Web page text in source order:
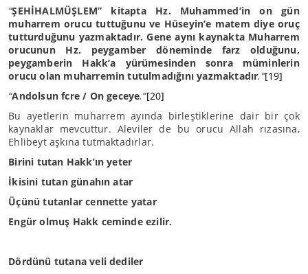
“ŞEHİHALMÜŞLEM” kitapta Hz. Muhammed’in on gün
muharrem orucu tuttuğunu ve Hüseyin’e matem diye oruç
tutturduğunu yazmaktadır. Gene aynı kaynakta Muharrem
orucunun Hz. peygamber döneminde farz olduğunu,
peygamberin Hakk’a yürümesinden sonra müminlerin
orucu olan muharremin tutulmadığını yazmaktadır.”[19]
“Andolsun fcre / On geceye.”[20]
Bu ayetlerin muharrem ayında birleştiklerine dair bir çok
kaynaklar mevcuttur. Aleviler de bu orucu Allah rızasına,
Ehlibeyt aşkına tutmaktadırlar.
Birini tutan Hakk’ın yeter
İkisini tutan günahın atar
Üçünü tutanlar cennette yatar
Engür olmuş Hakk ceminde ezilir.
Dördünü tutana veli dediler